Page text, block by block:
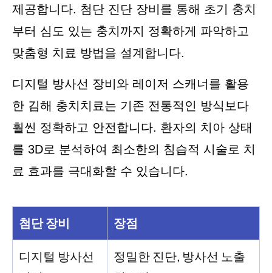
제공합니다. 첨단 진단 장비를 통해 초기 충치
부터 심도 있는 충치까지 정확하게 파악하고
맞춤형 치료 방법을 설계합니다.
디지털 방사선 장비와 레이저 스캐너를 활용
한 김해 충치치료는 기존 전통적인 방식보다
훨씬 정확하고 안전합니다. 환자의 치아 상태
를 3D로 분석하여 최소한의 침습적 시술로 치
료 효과를 극대화할 수 있습니다.
첨단 장비 장점
디지털 방사선
정밀한 진단, 방사선 노출